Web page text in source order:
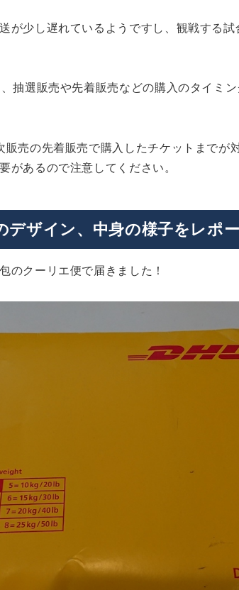
が少し遅れているようですし、観戦する
抽選販売や先着販売などの購入のタイミ
販売の先着販売で購入したチケットまでが
があるので注意してください。
デザイン、中身の様子をレポー
のクーリエ便で届きました！